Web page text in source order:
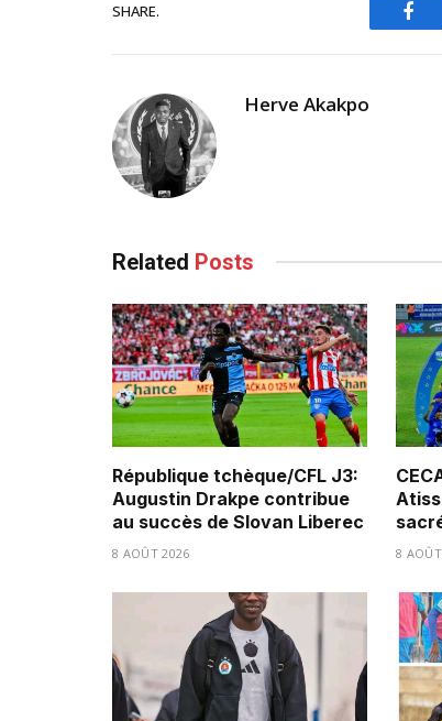
SHARE.
Herve Akakpo
Related Posts
République tchèque/CFL J3:
Augustin Drakpe contribue
au succès de Slovan Liberec
8 AOÛT 2026 8